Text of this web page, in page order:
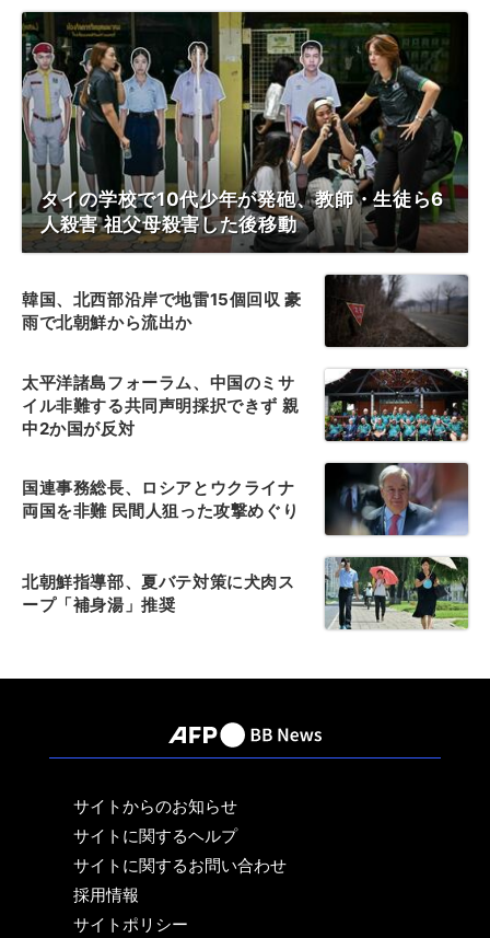
タイの学校で10代少年が発砲、教師・生徒ら6
人殺害 祖父母殺害した後移動
韓国、北西部沿岸で地雷15個回収 豪
雨で北朝鮮から流出か
太平洋諸島フォーラム、中国のミサ
イル非難する共同声明採択できず 親
中2か国が反対
国連事務総長、ロシアとウクライナ
両国を非難 民間人狙った攻撃めぐり
北朝鮮指導部、夏バテ対策に犬肉ス
ープ「補身湯」推奨
サイトからのお知らせ
サイトに関するヘルプ
サイトに関するお問い合わせ
採用情報
サイトポリシー